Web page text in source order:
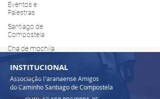
Eventos e
Palestras
Santiago de
Compostela
Chá de mochila
Sem categoria
Informações
úteis
INSTITUCIONAL
Associação Paranaense Amigos
do Caminho Santiago de Compostela